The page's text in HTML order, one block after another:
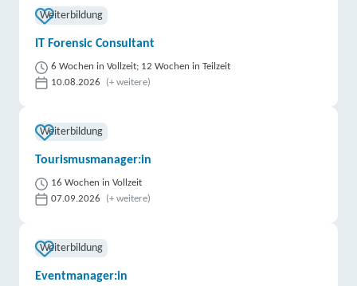
Weiterbildung
IT Forensic Consultant
6 Wochen in Vollzeit; 12 Wochen in Teilzeit
10.08.2026
(+ weitere)
Weiterbildung
Tourismusmanager:in
16 Wochen in Vollzeit
07.09.2026
(+ weitere)
Weiterbildung
Eventmanager:in